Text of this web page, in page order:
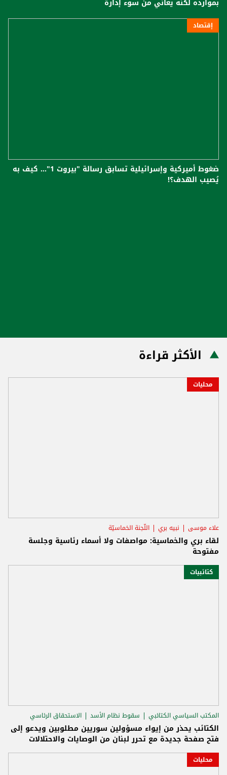
بموارده لكنه يعاني من سوء إدارة
إقتصاد
ضغوط أميركية وإسرائيلية تسابق رسالة "بيروت 1"... كيف به
يُصيب الهدف؟!
الأكثر قراءة
محليات
علاء موسى نبيه بري اللّجنة الخماسيّة
لقاء بري والخماسية: مواصفات ولا أسماء رئاسية وجلسة
مفتوحة
كتائبيات
المكتب السياسي الكتائبي سقوط نظام الأسد الاستحقاق الرئاسي
الكتائب يحذر من إيواء مسؤولين سوريين مطلوبين ويدعو إلى
فتح صفحة جديدة مع تحرر لبنان من الوصايات والاحتلالات
محليات